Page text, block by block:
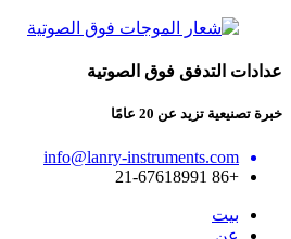
عدادات التدفق فوق الصوتية
خبرة تصنيعية تزيد عن 20 عامًا
info@lanry-instruments.com
+86 21-67618991
بيت
عن